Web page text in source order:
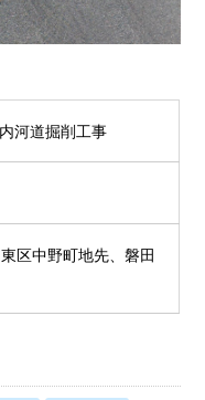
河道掘削工事
区中野町地先、磐田